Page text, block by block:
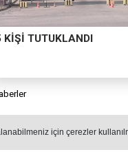
için çerezler
KİŞİ TUTUKLANDI